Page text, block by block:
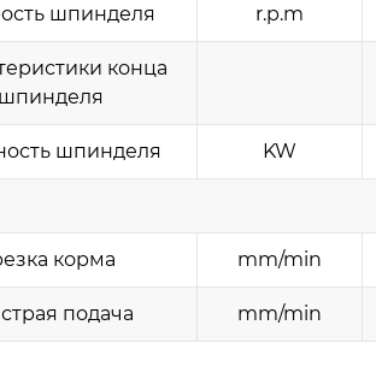
шпинделя r.p.m
конца
шпинделя KW
корма mm/min
подача mm/min